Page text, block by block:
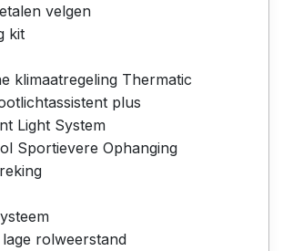
velgen
kit
klimaatregeling Thermatic
plus
Light System
Sportievere Ophanging
rolweerstand